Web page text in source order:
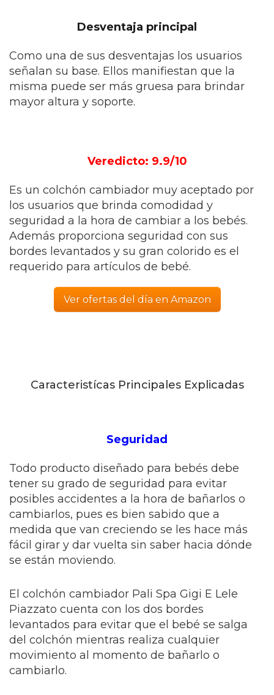
Desventaja principal
Como una de sus desventajas los usuarios
señalan su base. Ellos manifiestan que la
misma puede ser más gruesa para brindar
mayor altura y soporte.
Veredicto: 9.9/10
Es un colchón cambiador muy aceptado por
los usuarios que brinda comodidad y
seguridad a la hora de cambiar a los bebés.
Además proporciona seguridad con sus
bordes levantados y su gran colorido es el
requerido para artículos de bebé.
Ver ofertas del día en Amazon
Caracteristícas Principales Explicadas
Seguridad
Todo producto diseñado para bebés debe
tener su grado de seguridad para evitar
posibles accidentes a la hora de bañarlos o
cambiarlos, pues es bien sabido que a
medida que van creciendo se les hace más
fácil girar y dar vuelta sin saber hacia dónde
se están moviendo.
El colchón cambiador Pali Spa Gigi E Lele
Piazzato cuenta con los dos bordes
levantados para evitar que el bebé se salga
del colchón mientras realiza cualquier
movimiento al momento de bañarlo o
cambiarlo.